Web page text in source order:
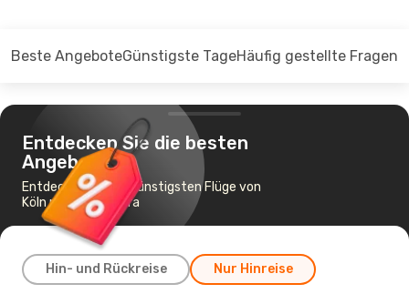
Beste AngeboteGünstigste TageHäufig gestellte Fragen
Entdecken Sie die besten
Angebote
Entdecken Sie die günstigsten Flüge von
Köln nach Timisoara
Hin- und Rückreise Nur Hinreise